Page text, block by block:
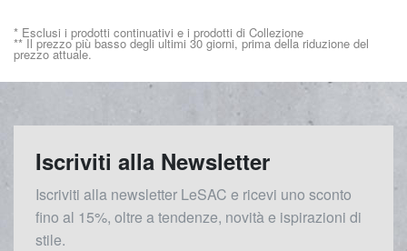
* Esclusi i prodotti continuativi e i prodotti di Collezione
** Il prezzo più basso degli ultimi 30 giorni, prima della riduzione del
prezzo attuale.
Iscriviti alla Newsletter
Iscriviti alla newsletter LeSAC e ricevi uno sconto
fino al 15%, oltre a tendenze, novità e ispirazioni di
stile.